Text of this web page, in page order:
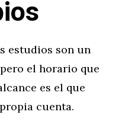
estudios son un
el horario que
es el que
cuenta.